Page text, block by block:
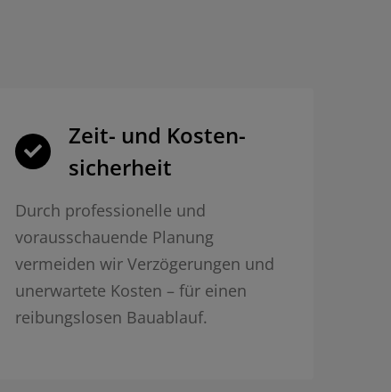
Zeit- und Kosten­
sicherheit
Durch professionelle und
vorausschauende Planung
vermeiden wir Verzögerungen und
unerwartete Kosten – für einen
reibungslosen Bauablauf.